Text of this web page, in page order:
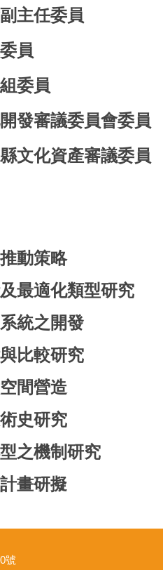
主任委員
員
委員
發審議委員會委員
文化資產審議委員
動策略
最適化類型研究
統之開發
比較研究
間營造
史研究
之機制研究
畫研擬
號